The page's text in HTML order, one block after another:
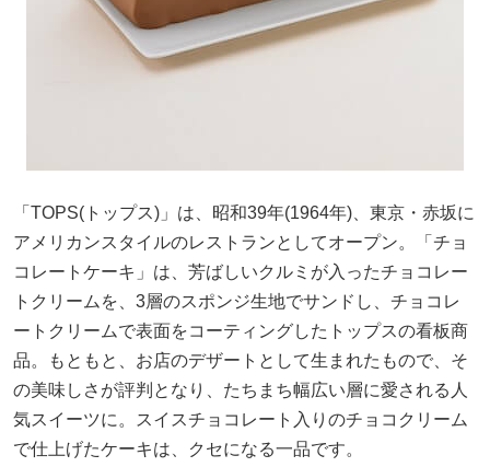
「TOPS(トップス)」は、昭和39年(1964年)、東京・赤坂に
アメリカンスタイルのレストランとしてオープン。「チョ
コレートケーキ」は、芳ばしいクルミが入ったチョコレー
トクリームを、3層のスポンジ生地でサンドし、チョコレ
ートクリームで表面をコーティングしたトップスの看板商
品。もともと、お店のデザートとして生まれたもので、そ
の美味しさが評判となり、たちまち幅広い層に愛される人
気スイーツに。スイスチョコレート入りのチョコクリーム
で仕上げたケーキは、クセになる一品です。